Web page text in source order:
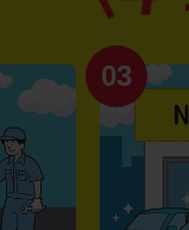
03